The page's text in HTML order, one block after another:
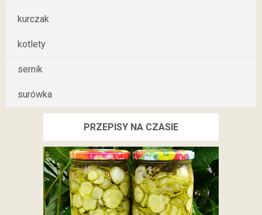
kurczak
kotlety
sernik
surówka
PRZEPISY NA CZASIE